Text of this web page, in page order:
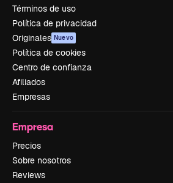
Términos de uso
Política de privacidad
Originales Nuevo
Política de cookies
Centro de confianza
Afiliados
Empresas
Empresa
Precios
Sobre nosotros
Reviews